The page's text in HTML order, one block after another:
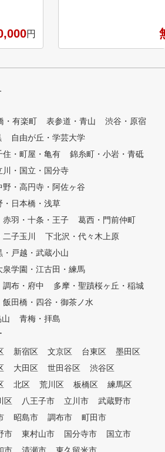
つでも思
イング
Tube
けを
ます。
特徴の
が出来
度
手くい
たりの
手くな
ず右脳
イメー
メージ
れる
用して
いつま
い出す
想のゴ
になり
魔法の
感覚的
ること
円
ゴルフクラブ&シューズは
レンタルあり！ ★全打席
・有楽町 表参道・青山
渋谷・原宿
自由が丘・学芸大学
住・町屋・亀有
錦糸町・小岩・青砥
川・国立・国分寺
野・高円寺・阿佐ヶ谷
・日本橋・浅草
赤羽・十条・王子
葛西・門前仲町
子玉川
下北沢・代々木上原
・戸越・武蔵小山
泉学園・江古田・練馬
調布・府中
多摩・聖蹟桜ヶ丘・稲城
飯田橋・四谷・御茶ノ水
青梅・拝島
新宿区 文京区 台東区
墨田区
大田区 世田谷区
渋谷区
北区 荒川区 板橋区
練馬区
区 八王子市 立川市
武蔵野市
昭島市 調布市
町田市
市 東村山市 国分寺市
国立市